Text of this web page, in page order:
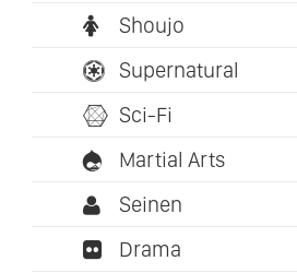
Shoujo
Supernatural
Sci-Fi
Martial Arts
Seinen
Drama